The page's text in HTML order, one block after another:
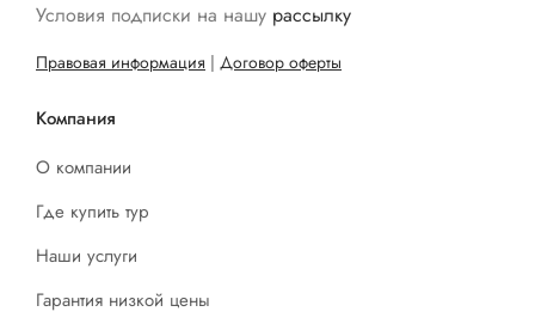
Условия подписки на нашу рассылку
Правовая информация | Договор оферты
Компания
О компании
Где купить тур
Наши услуги
Гарантия низкой цены